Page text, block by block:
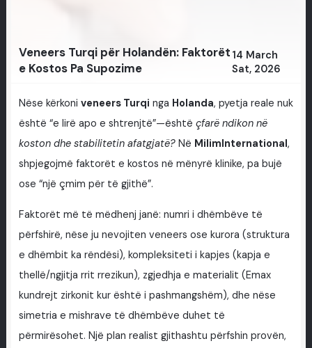
Veneers Turqi për Holandën: Faktorët
e Kostos Pa Supozime
14 March
Sat, 2026
Nëse kërkoni veneers Turqi nga Holanda, pyetja reale nuk
është “e lirë apo e shtrenjtë”—është çfarë ndikon në
koston dhe stabilitetin afatgjatë?Në MilimInternational,
shpjegojmë faktorët e kostos në mënyrë klinike, pa bujë
ose “një çmim për të gjithë”.
Faktorët më të mëdhenj janë: numri i dhëmbëve të
përfshirë, nëse ju nevojiten veneers ose kurora (struktura
e dhëmbit ka rëndësi), kompleksiteti i kapjes (kapja e
thellë/ngjitja rrit rrezikun), zgjedhja e materialit (Emax
kundrejt zirkonit kur është i pashmangshëm), dhe nëse
simetria e mishrave të dhëmbëve duhet të
përmirësohet. Një plan realist gjithashtu përfshin provën,